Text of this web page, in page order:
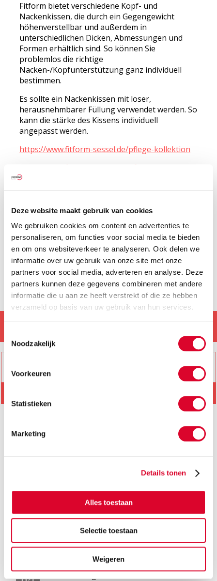
Deze website maakt gebruik van cookies
We gebruiken cookies om content en advertenties te
personaliseren, om functies voor social media te bieden
en om ons websiteverkeer te analyseren. Ook delen we
informatie over uw gebruik van onze site met onze
partners voor social media, adverteren en analyse. Deze
partners kunnen deze gegevens combineren met andere
informatie die u aan ze heeft verstrekt of die ze hebben
verzameld op basis van uw gebruik van hun services.
Noodzakelijk
Voorkeuren
Statistieken
Marketing
Details tonen
Alles toestaan
Selectie toestaan
Weigeren
Fitform bietet verschiedene Kopf- und
Nackenkissen, die durch ein Gegengewicht
höhenverstellbar und außerdem in
unterschiedlichen Dicken, Abmessungen und
Formen erhältlich sind. So können Sie
problemlos die richtige
Nacken-/Kopfunterstützung ganz individuell
bestimmen.
Es sollte ein Nackenkissen mit loser,
herausnehmbarer Füllung verwendet werden. So
kann die stärke des Kissens individuell
angepasst werden.
https://www.fitform-sessel.de/pflege-kollektion
Ähnliche Nachrichten
Pflege Kollektion DE
Hausbesuch
Ausstellungsraum